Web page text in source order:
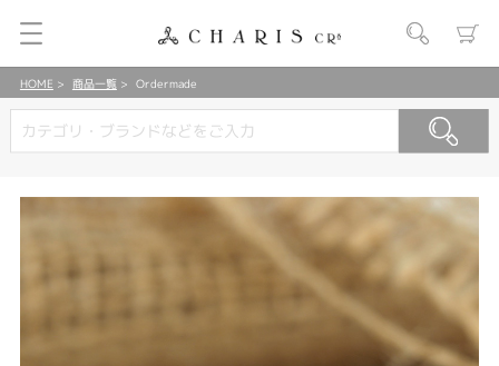
HOME 商品一覧 Ordermade